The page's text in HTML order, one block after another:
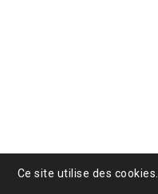
Ce site utilise des